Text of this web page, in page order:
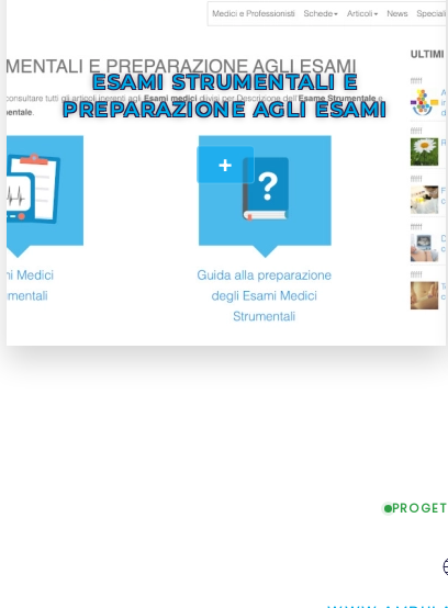
ESAMI STRUMENTALI E
PREPARAZIONE AGLI ESAMI
+